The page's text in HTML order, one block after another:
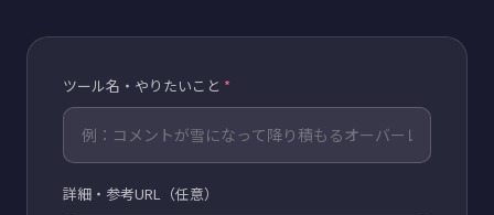
ツール名・やりたいこと *
詳細・参考URL（任意）